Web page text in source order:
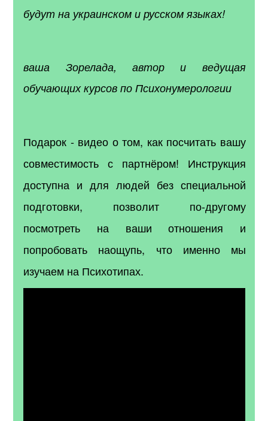
будут на украинском и русском языках!
ваша Зорелада, автор и ведущая
обучающих курсов по Психонумерологии
Подарок - видео о том, как посчитать вашу
совместимость с партнёром! Инструкция
доступна и для людей без специальной
подготовки, позволит по-другому
посмотреть на ваши отношения и
попробовать наощупь, что именно мы
изучаем на Психотипах.